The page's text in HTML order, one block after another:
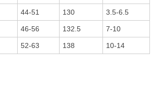
44-51 130 3.5-6.5
46-56 132.5 7-10
52-63 138 10-14